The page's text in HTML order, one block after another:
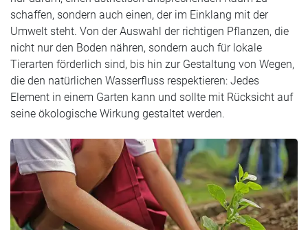
schaffen, sondern auch einen, der im Einklang mit der
Umwelt steht. Von der Auswahl der richtigen Pflanzen, die
nicht nur den Boden nähren, sondern auch für lokale
Tierarten förderlich sind, bis hin zur Gestaltung von Wegen,
die den natürlichen Wasserfluss respektieren: Jedes
Element in einem Garten kann und sollte mit Rücksicht auf
seine ökologische Wirkung gestaltet werden.